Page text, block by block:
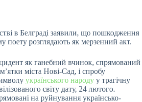
в Белграді заявили, що пошкодження
поету розглядають як мерзенний акт.
як ганебний вчинок, спрямований
міста Нові-Сад, і спробу
українського народу у трагічну
світу дату, 24 лютого.
на руйнування українсько-